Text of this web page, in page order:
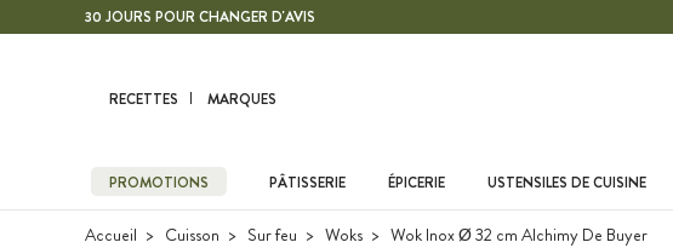
Contenu principal30 JOURS POUR CHANGER D'AVIS
RECETTES MARQUES
PROMOTIONS PÂTISSERIE ÉPICERIE USTENSILES DE CUISINE
Accueil Cuisson Sur feu Woks Wok Inox Ø 32 cm Alchimy De Buyer